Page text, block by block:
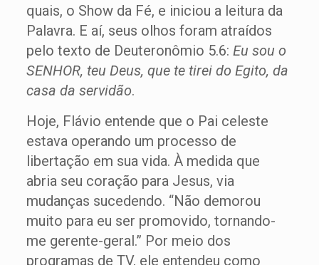
quais, o Show da Fé, e iniciou a leitura da
Palavra. E aí, seus olhos foram atraídos
pelo texto de Deuteronômio 5.6: Eu sou o
SENHOR, teu Deus, que te tirei do Egito, da
casa da servidão.
Hoje, Flávio entende que o Pai celeste
estava operando um processo de
libertação em sua vida. À medida que
abria seu coração para Jesus, via
mudanças sucedendo. “Não demorou
muito para eu ser promovido, tornando-
me gerente-geral.” Por meio dos
programas de TV, ele entendeu como